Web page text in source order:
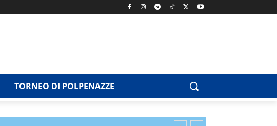
TORNEO DI POLPENAZZE